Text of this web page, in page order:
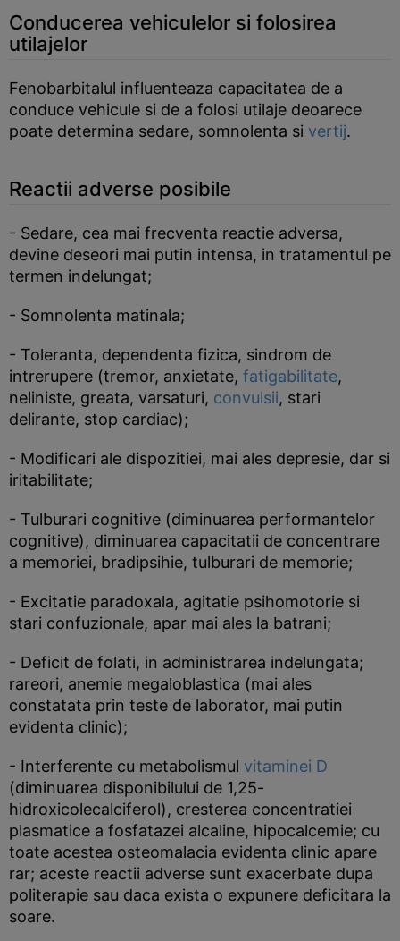
Conducerea vehiculelor si folosirea
utilajelor
Fenobarbitalul influenteaza capacitatea de a
conduce vehicule si de a folosi utilaje deoarece
poate determina sedare, somnolenta si vertij.
Reactii adverse posibile
- Sedare, cea mai frecventa reactie adversa,
devine deseori mai putin intensa, in tratamentul pe
termen indelungat;
- Somnolenta matinala;
- Toleranta, dependenta fizica, sindrom de
intrerupere (tremor, anxietate, fatigabilitate,
neliniste, greata, varsaturi, convulsii, stari
delirante, stop cardiac);
- Modificari ale dispozitiei, mai ales depresie, dar si
iritabilitate;
- Tulburari cognitive (diminuarea performantelor
cognitive), diminuarea capacitatii de concentrare
a memoriei, bradipsihie, tulburari de memorie;
- Excitatie paradoxala, agitatie psihomotorie si
stari confuzionale, apar mai ales la batrani;
- Deficit de folati, in administrarea indelungata;
rareori, anemie megaloblastica (mai ales
constatata prin teste de laborator, mai putin
evidenta clinic);
- Interferente cu metabolismul vitaminei D
(diminuarea disponibilului de 1,25-
hidroxicolecalciferol), cresterea concentratiei
plasmatice a fosfatazei alcaline, hipocalcemie; cu
toate acestea osteomalacia evidenta clinic apare
rar; aceste reactii adverse sunt exacerbate dupa
politerapie sau daca exista o expunere deficitara la
soare.